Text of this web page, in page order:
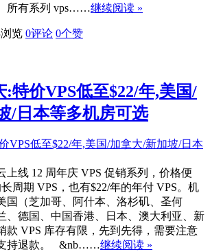
所有系列 vps……继续阅读 »
览 0评论 0个赞
:特价VPS低至$22/年,美国/
/日本等多机房可选
上线 12 周年庆 VPS 促销系列，价格便
周期 VPS，也有$22/年的年付 VPS。机
国（芝加哥、阿什本、洛杉矶、圣何
、德国、中国香港、日本、澳大利亚、新
款 VPS 库存有限，先到先得，需要注意
持退款。 &nb……继续阅读 »